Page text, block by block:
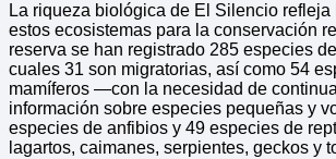
La riqueza biológica de El Silencio
estos ecosistemas para la conservación
reserva se han registrado 285 especies
cuales 31 son migratorias, así como 54
mamíferos —con la necesidad de
información sobre especies pequeñas y
especies de anfibios y 49 especies de
lagartos, caimanes, serpientes, geckos y